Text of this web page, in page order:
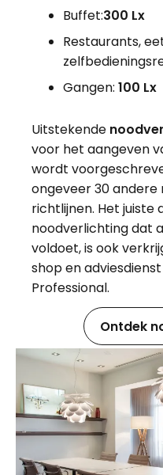
Buffet:300 Lx
Restaurants,
Gangen:100 Lx
Uitstekende
voor het aangeven
wordt
ongeveer 30
richtlijnen. Het juiste
noodverlichting dat
voldoet, is ook
shop en
Professional.
Ontdek